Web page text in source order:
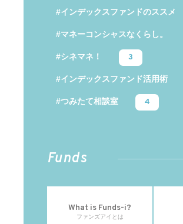
#インデックスファンドのススメ
#マネーコンシャスなくらし。
#シネマネ！ 3
#インデックスファンド活用術
#つみたて相談室 4
Funds
What is Funds-i?
ファンズアイとは